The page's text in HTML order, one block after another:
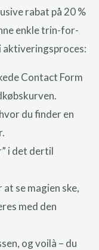
rabat på 20 %
enkle trin-for-
Contact Form
du finder en
i det dertil
at se magien ske,
med den
og voilà – du